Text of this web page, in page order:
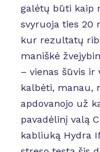
galėtų būti kaip
svyruoja ties 20
kur rezultatų
maniškė
– vienas šūvis ir
kalbėti, manau,
apdovanojo už
pavadėlinį valą
kabliuką Hydra